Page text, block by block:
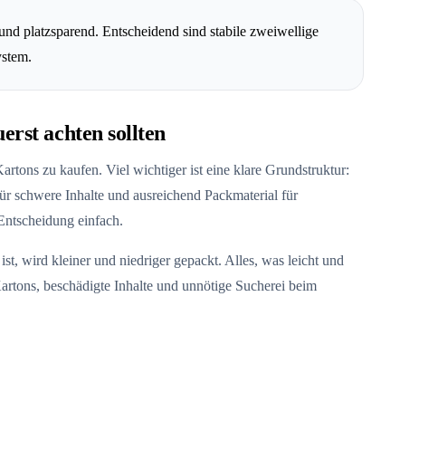
platzsparend. Entscheidend sind stabile zweiwellige
achten sollten
zu kaufen. Viel wichtiger ist eine klare Grundstruktur:
schwere Inhalte und ausreichend Packmaterial für
einfach.
wird kleiner und niedriger gepackt. Alles, was leicht und
beschädigte Inhalte und unnötige Sucherei beim